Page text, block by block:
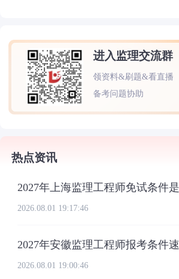
进入监理交流群
领资料&刷题&看直播
备考问题协助
热点资讯
2027年上海监理工程师免试条件
2026.08.01 19:17:46
2027年安徽监理工程师报考条件
2026.08.01 19:00:46